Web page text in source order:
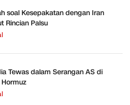
soal Kesepakatan dengan Iran
Rincian Palsu
Tewas dalam Serangan AS di